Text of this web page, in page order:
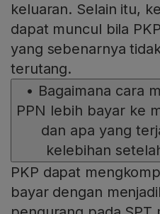
keluaran. Selain itu,
dapat muncul bila
yang sebenarnya
terutang.
• Bagaimana cara
PPN lebih bayar ke
dan apa yang
kelebihan
PKP dapat
bayar dengan